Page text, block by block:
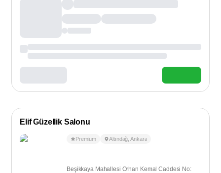
Elif Güzellik Salonu
Premium Altındağ ,Ankara
Beşikkaya Mahallesi Orhan Kemal Caddesi No: